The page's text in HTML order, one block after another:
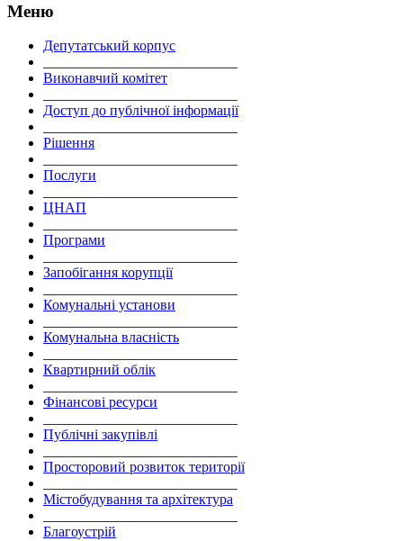
Меню
Депутатський корпус
Виконавчий комітет
Доступ до публічної інформації
Рішення
Послуги
ЦНАП
Програми
Запобігання корупції
Комунальні установи
Комунальна власність
Квартирний облік
Фінансові ресурси
Публічні закупівлі
Просторовий розвиток території
Містобудування та архітектура
Благоустрій